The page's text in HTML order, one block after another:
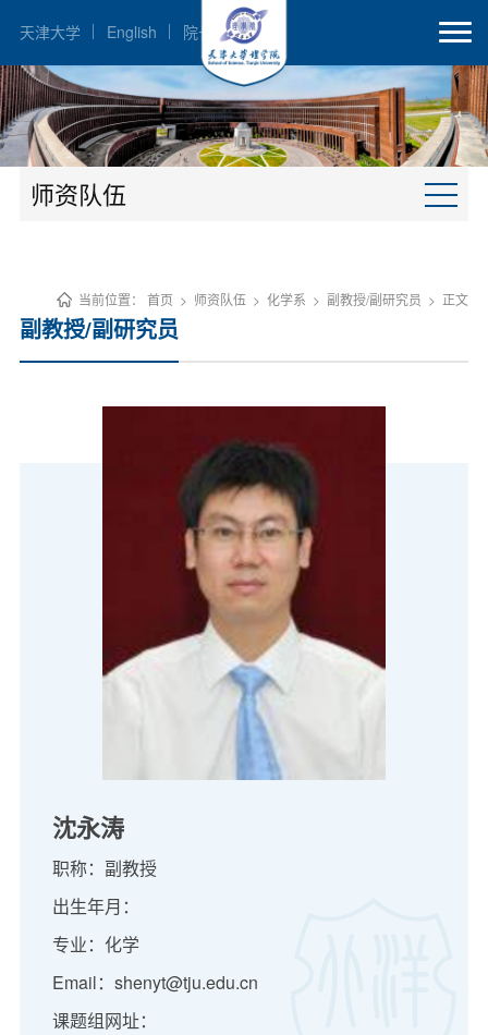
天津大学 English 院长邮箱
师资队伍
当前位置：首页 > 师资队伍 >化学系 >副教授/副研究员 > 正文
副教授/副研究员
沈永涛
职称：副教授
出生年月：
专业：化学
Email：shenyt@tju.edu.cn
课题组网址：